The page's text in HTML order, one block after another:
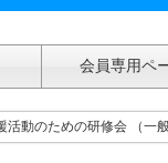
会 （一般社団法人日本
会員専用ペ
動のための研修会 （一